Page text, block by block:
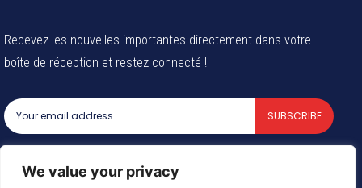
We value your privacy
Recevez les nouvelles importantes directement dans votre
boîte de réception et restez connecté !
SUBSCRIBE